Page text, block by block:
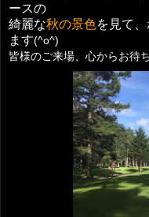
ースの
綺麗な秋の景色を見て
ます(^o^)
皆様のご来場、心からお待